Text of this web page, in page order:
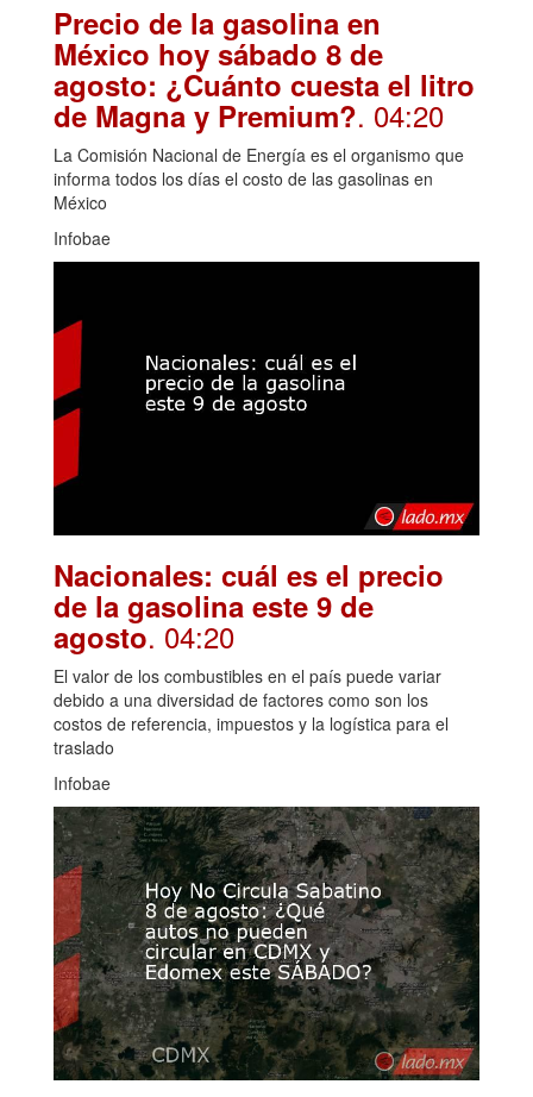
Precio de la gasolina en
México hoy sábado 8 de
agosto: ¿Cuánto cuesta el litro
de Magna y Premium?. 04:20
La Comisión Nacional de Energía es el organismo que
informa todos los días el costo de las gasolinas en
México
Infobae
Nacionales: cuál es el precio
de la gasolina este 9 de
agosto. 04:20
El valor de los combustibles en el país puede variar
debido a una diversidad de factores como son los
costos de referencia, impuestos y la logística para el
traslado
Infobae